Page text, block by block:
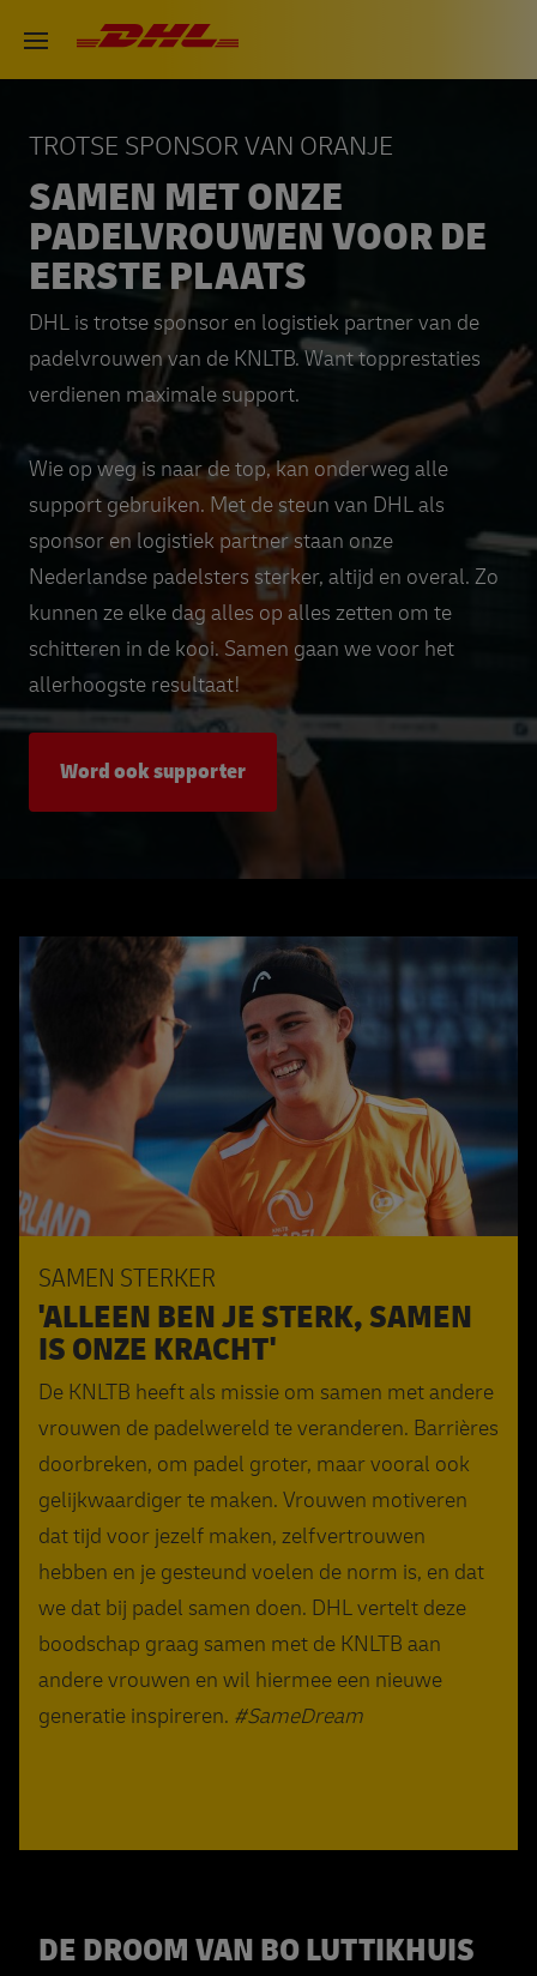
inhoud
gaan
Open menu
DHL eCommerce, ga naar de
SAMEN MET ONZE
PADELVROUWEN VOOR DE
EERSTE PLAATS
TROTSE SPONSOR VAN ORANJE
DHL is trotse sponsor en logistiek partner van de
padelvrouwen van de KNLTB. Want topprestaties
verdienen maximale support.
Wie op weg is naar de top, kan onderweg alle
support gebruiken. Met de steun van DHL als
sponsor en logistiek partner staan onze
Nederlandse padelsters sterker, altijd en overal. Zo
kunnen ze elke dag alles op alles zetten om te
schitteren in de kooi. Samen gaan we voor het
allerhoogste resultaat!
Word ook supporter
SAMEN STERKER
'ALLEEN BEN JE STERK, SAMEN
IS ONZE KRACHT'
De KNLTB heeft als missie om samen met andere
vrouwen de padelwereld te veranderen. Barrières
doorbreken, om padel groter, maar vooral ook
gelijkwaardiger te maken. Vrouwen motiveren
dat tijd voor jezelf maken, zelfvertrouwen
hebben en je gesteund voelen de norm is, en dat
we dat bij padel samen doen. DHL vertelt deze
boodschap graag samen met de KNLTB aan
andere vrouwen en wil hiermee een nieuwe
generatie inspireren. #SameDream
DE DROOM VAN BO LUTTIKHUIS